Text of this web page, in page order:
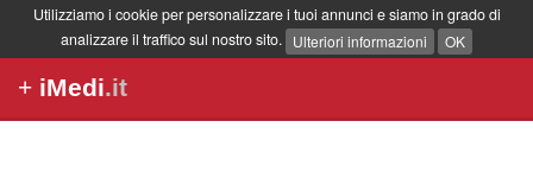
Utilizziamo i cookie per personalizzare i tuoi annunci e siamo in grado di
analizzare il traffico sul nostro sito. Ulteriori informazioni OK
+ iMedi.it